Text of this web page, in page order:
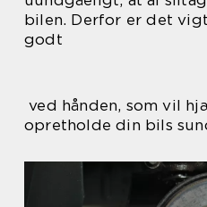
bilen. Derfor er det
godt
ved hånden, som vil
opretholde din bils